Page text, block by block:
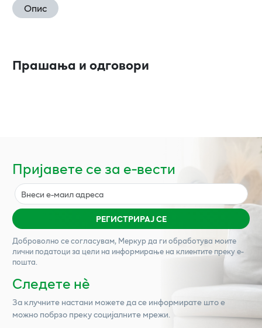
Опис
Прашања и одговори
Пријавете се за е-вести
РЕГИСТРИРАЈ СЕ
Доброволно се согласувам, Меркурда ги обработува моите
лични податоци за цели на информирање на клиентите преку е-
пошта.
Следете нѐ
За клучните настани можете да се информирате што е
можно побрзо преку социјалните мрежи.